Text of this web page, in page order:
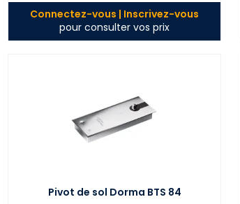
Connectez-vous | Inscrivez-vous
pour consulter vos prix
Pivot de sol Dorma BTS 84